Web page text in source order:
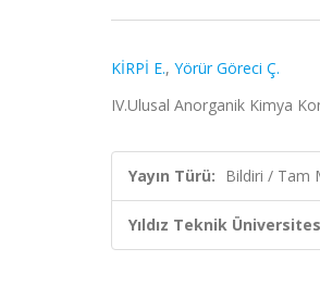
KİRPİ E., Yörür Göreci Ç.
IV.Ulusal Anorganik Kimya
Yayın Türü: Bildiri / Tam
Yıldız Teknik